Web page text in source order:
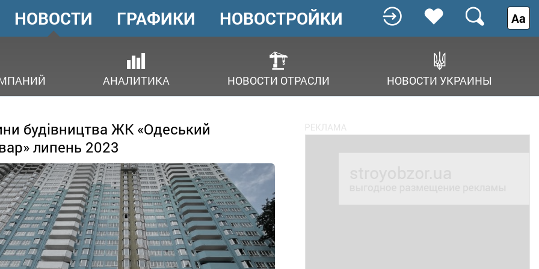
ГОЛОВНЕ
МЕНЮ
НОВОСТИ
АНАЛИТИКА НОВОСТИ ОТРАСЛИ НОВОСТИ УКРАИНЫ
ГРАФИКИ НОВОСТРОЙКИ Аа
будівництва ЖК «Одеський
липень 2023